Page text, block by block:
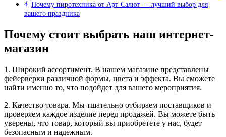
Почему пиротехника от Арт-Салют — лучший выбор для
вашего праздника
Почему стоит выбрать наш интернет-
магазин
1. Широкий ассортимент. В нашем магазине представлены
фейерверки различной формы, цвета и эффекта. Вы сможете
найти именно то, что подойдет для вашего мероприятия.
2. Качество товара. Мы тщательно отбираем поставщиков и
проверяем каждое изделие перед продажей. Вы можете быть
уверены, что товар, который вы приобретете у нас, будет
безопасным и надежным.